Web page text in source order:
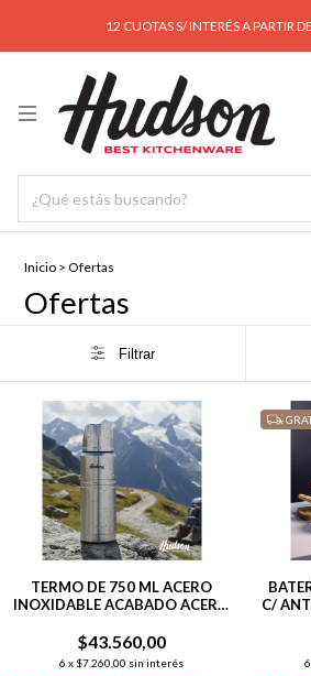
12 CUOTAS S/ INTERÉS A PARTIR DE $190.000
Inicio > Ofertas
Ofertas
Filtrar
TERMO DE 750 ML ACERO
INOXIDABLE ACABADO ACERO
$43.560,00
6 x $7.260,00 sin interés
C/
6